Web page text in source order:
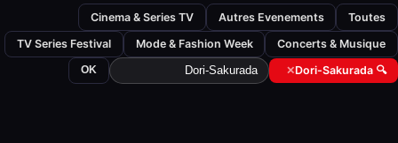
Toutes
Autres Evenements
Cinema & Series TV
Concerts & Musique
Mode & Fashion Week
TV Series Festival
🔍 Dori-Sakurada
✕
OK